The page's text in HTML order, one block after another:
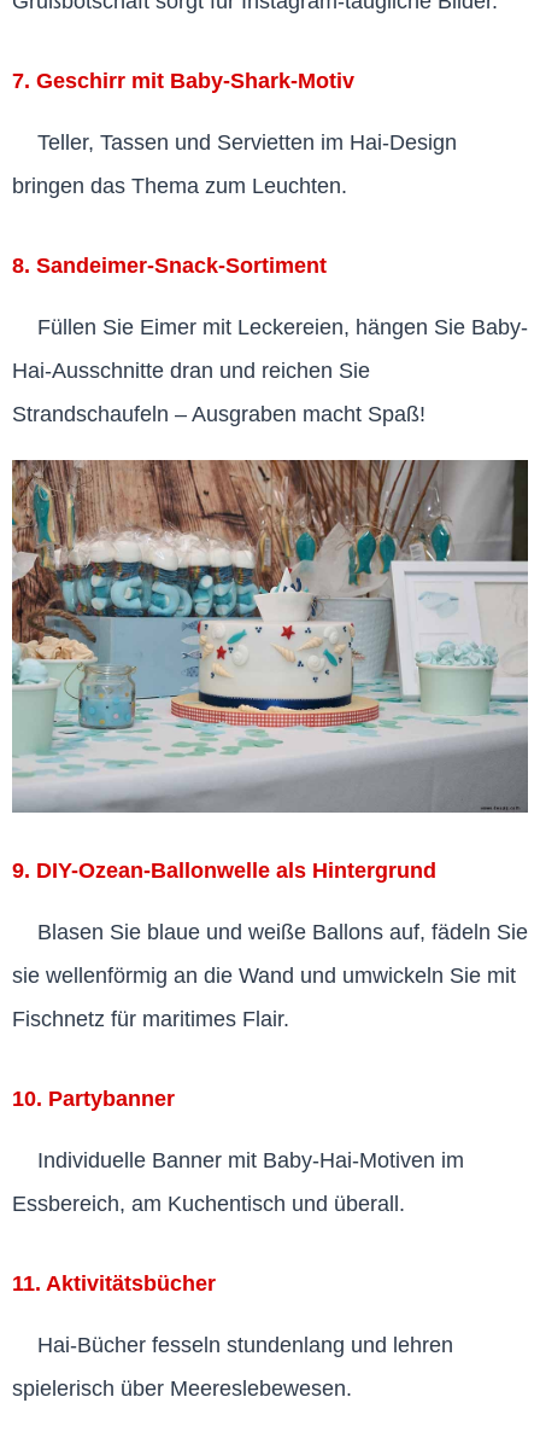
7. Geschirr mit Baby-Shark-Motiv
Teller, Tassen und Servietten im Hai-Design
bringen das Thema zum Leuchten.
8. Sandeimer-Snack-Sortiment
Füllen Sie Eimer mit Leckereien, hängen Sie Baby-
Hai-Ausschnitte dran und reichen Sie
Strandschaufeln – Ausgraben macht Spaß!
9. DIY-Ozean-Ballonwelle als Hintergrund
Blasen Sie blaue und weiße Ballons auf, fädeln Sie
sie wellenförmig an die Wand und umwickeln Sie mit
Fischnetz für maritimes Flair.
10. Partybanner
Individuelle Banner mit Baby-Hai-Motiven im
Essbereich, am Kuchentisch und überall.
11. Aktivitätsbücher
Hai-Bücher fesseln stundenlang und lehren
spielerisch über Meereslebewesen.